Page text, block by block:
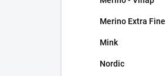
Merino Extra Fine
Mink
Nordic